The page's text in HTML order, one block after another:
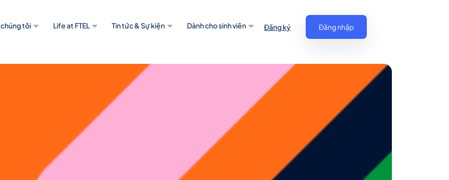
tôi Life at FTEL Tin tức & Sự kiện Dành cho sinh viên Đăng ký Đăng nhập